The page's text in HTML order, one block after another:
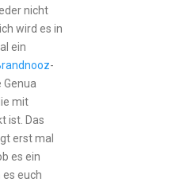
nicht
wird es in
ein
-
Genua
mit
ist. Das
erst mal
es ein
euch